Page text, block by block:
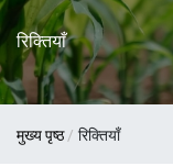
रिक्तियाँ
पग
मुख्य पृष्ठ रिक्तियाँ